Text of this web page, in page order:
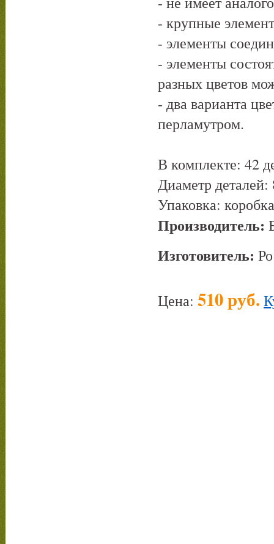
- крупные
- элементы
- элементы
разных цветов
- два варианта
перламутром.
В комплекте: 42
Диаметр деталей:
Упаковка: коробка
Производитель:
Изготовитель:
Цена: 510 руб.